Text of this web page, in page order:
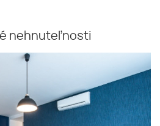
nehnuteľnosti